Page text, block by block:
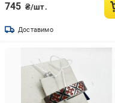
745 ₴/шт.
Доставимо